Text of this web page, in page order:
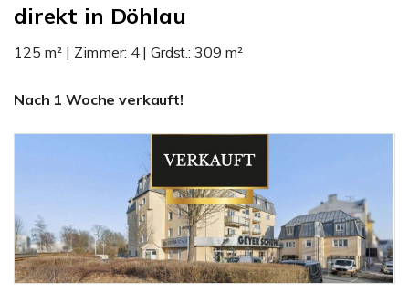
direkt in Döhlau
125 m² | Zimmer: 4 | Grdst.: 309 m²
Nach 1 Woche verkauft!